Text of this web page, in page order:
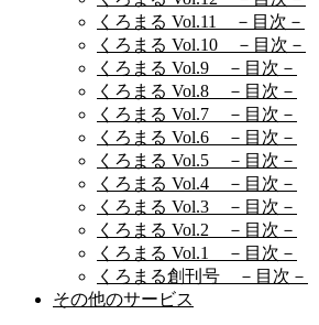
くろまる Vol.11 －目次－
くろまる Vol.10 －目次－
くろまる Vol.9 －目次－
くろまる Vol.8 －目次－
くろまる Vol.7 －目次－
くろまる Vol.6 －目次－
くろまる Vol.5 －目次－
くろまる Vol.4 －目次－
くろまる Vol.3 －目次－
くろまる Vol.2 －目次－
くろまる Vol.1 －目次－
くろまる創刊号 －目次－
その他のサービス